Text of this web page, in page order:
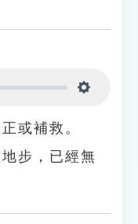
或補救。
步，已經無